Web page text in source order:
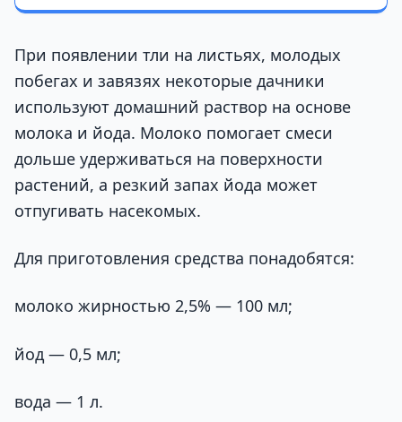
При появлении тли на листьях, молодых
побегах и завязях некоторые дачники
используют домашний раствор на основе
молока и йода. Молоко помогает смеси
дольше удерживаться на поверхности
растений, а резкий запах йода может
отпугивать насекомых.
Для приготовления средства понадобятся:
молоко жирностью 2,5% — 100 мл;
йод — 0,5 мл;
вода — 1 л.